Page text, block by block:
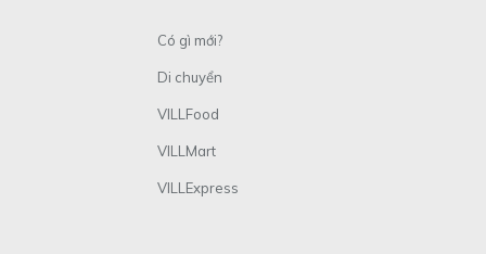
Có gì mới?
Di chuyển
VILLFood
VILLMart
VILLExpress